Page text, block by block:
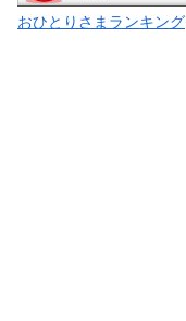
おひとりさまランキング